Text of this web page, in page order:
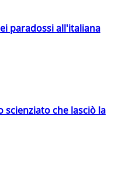
paradossi all'italiana
scienziato che lasciò la